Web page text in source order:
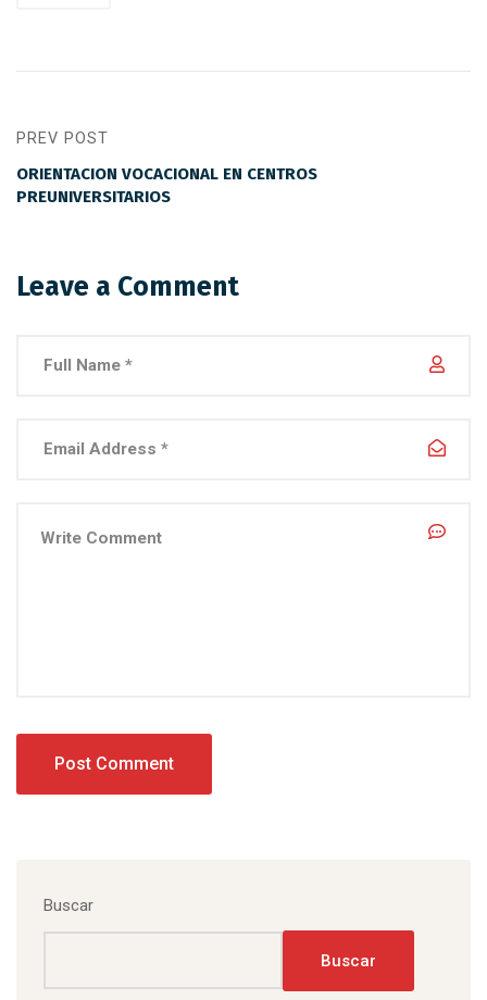
PREV POST
ORIENTACION VOCACIONAL EN CENTROS
PREUNIVERSITARIOS
Leave a Comment
Buscar
Buscar